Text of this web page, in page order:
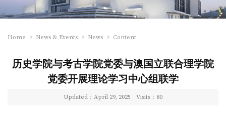
Home > News & Events > News > Content
历史学院与考古学院党委与澳国立联合理学院
党委开展理论学习中心组联学
Updated：April 29, 2025 Visits： 80